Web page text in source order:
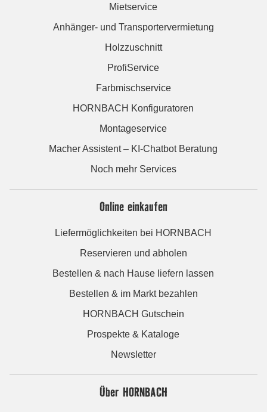
Mietservice
Anhänger- und Transportervermietung
Holzzuschnitt
ProfiService
Farbmischservice
HORNBACH Konfiguratoren
Montageservice
Macher Assistent – KI-Chatbot Beratung
Noch mehr Services
Online einkaufen
Liefermöglichkeiten bei HORNBACH
Reservieren und abholen
Bestellen & nach Hause liefern lassen
Bestellen & im Markt bezahlen
HORNBACH Gutschein
Prospekte & Kataloge
Newsletter
Über HORNBACH